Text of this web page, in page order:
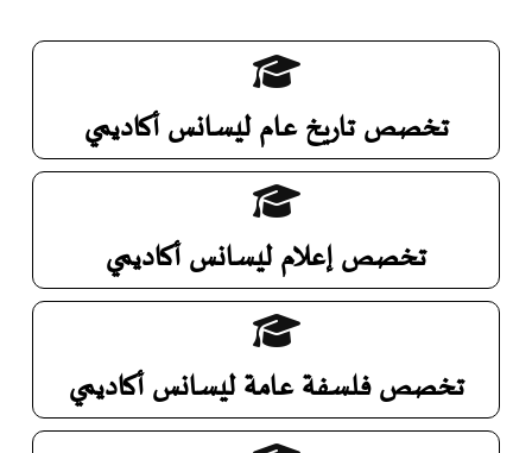
تخصص تاريخ عام ليسانس أكاديمي
تخصص إعلام ليسانس أكاديمي
تخصص فلسفة عامة ليسانس أكاديمي